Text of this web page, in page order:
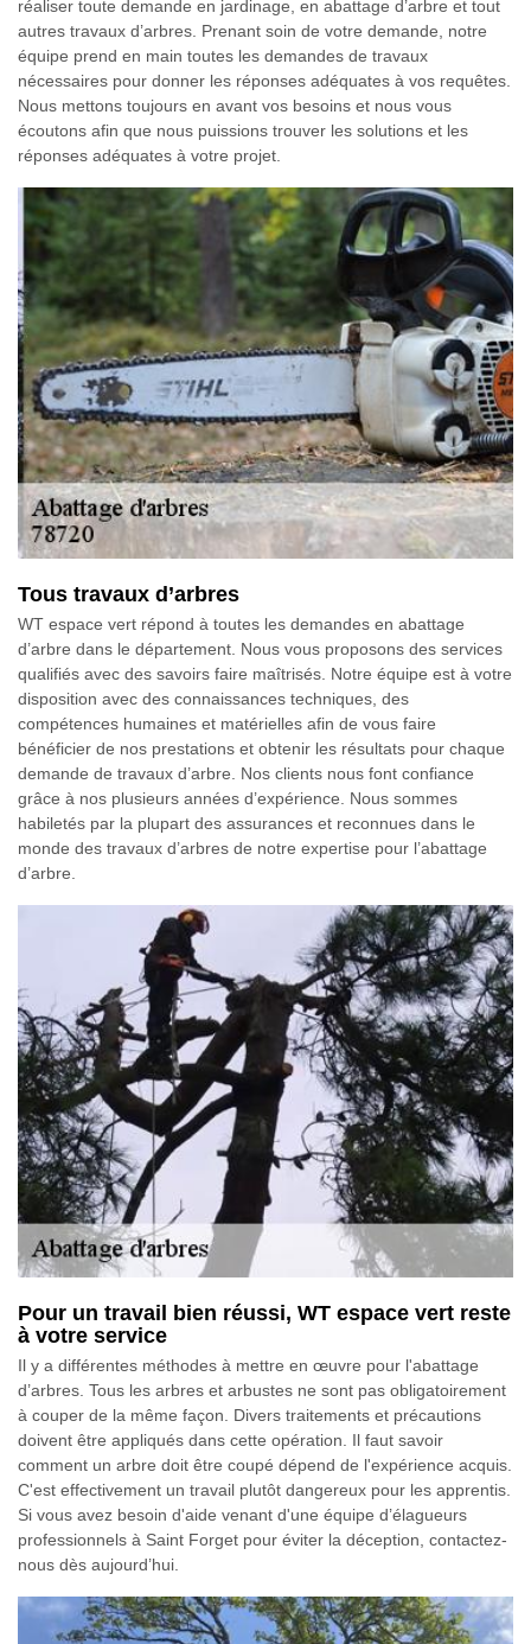
réaliser toute demande en jardinage, en abattage d’arbre et tout
autres travaux d’arbres. Prenant soin de votre demande, notre
équipe prend en main toutes les demandes de travaux
nécessaires pour donner les réponses adéquates à vos requêtes.
Nous mettons toujours en avant vos besoins et nous vous
écoutons afin que nous puissions trouver les solutions et les
réponses adéquates à votre projet.
Tous travaux d’arbres
WT espace vert répond à toutes les demandes en abattage
d’arbre dans le département. Nous vous proposons des services
qualifiés avec des savoirs faire maîtrisés. Notre équipe est à votre
disposition avec des connaissances techniques, des
compétences humaines et matérielles afin de vous faire
bénéficier de nos prestations et obtenir les résultats pour chaque
demande de travaux d’arbre. Nos clients nous font confiance
grâce à nos plusieurs années d’expérience. Nous sommes
habiletés par la plupart des assurances et reconnues dans le
monde des travaux d’arbres de notre expertise pour l’abattage
d’arbre.
Pour un travail bien réussi, WT espace vert reste
à votre service
Il y a différentes méthodes à mettre en œuvre pour l'abattage
d’arbres. Tous les arbres et arbustes ne sont pas obligatoirement
à couper de la même façon. Divers traitements et précautions
doivent être appliqués dans cette opération. Il faut savoir
comment un arbre doit être coupé dépend de l'expérience acquis.
C'est effectivement un travail plutôt dangereux pour les apprentis.
Si vous avez besoin d'aide venant d'une équipe d’élagueurs
professionnels à Saint Forget pour éviter la déception, contactez-
nous dès aujourd’hui.